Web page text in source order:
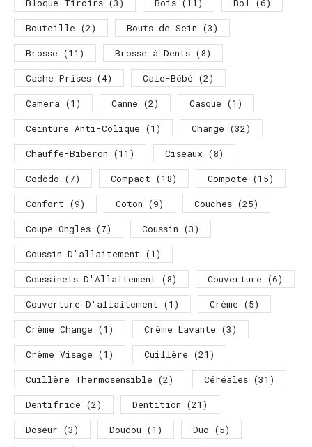
Bloque Tiroirs (3) Bois (11) Bol (6)
Bouteille (2) Bouts de Sein (3)
Brosse (11) Brosse à Dents (8)
Cache Prises (4) Cale-Bébé (2)
Camera (1) Canne (2) Casque (1)
Ceinture Anti-Colique (1) Change (32)
Chauffe-Biberon (11) Ciseaux (8)
Cododo (7) Compact (18) Compote (15)
Confort (9) Coton (9) Couches (25)
Coupe-Ongles (7) Coussin (3)
Coussin D'allaitement (1)
Coussinets D'Allaitement (8) Couverture (6)
Couverture D'allaitement (1) Crème (5)
Crème Change (1) Crème Lavante (3)
Crème Visage (1) Cuillère (21)
Cuillère Thermosensible (2) Céréales (31)
Dentifrice (2) Dentition (21)
Doseur (3) Doudou (1) Duo (5)